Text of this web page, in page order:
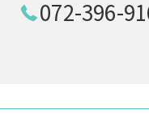
072-396-